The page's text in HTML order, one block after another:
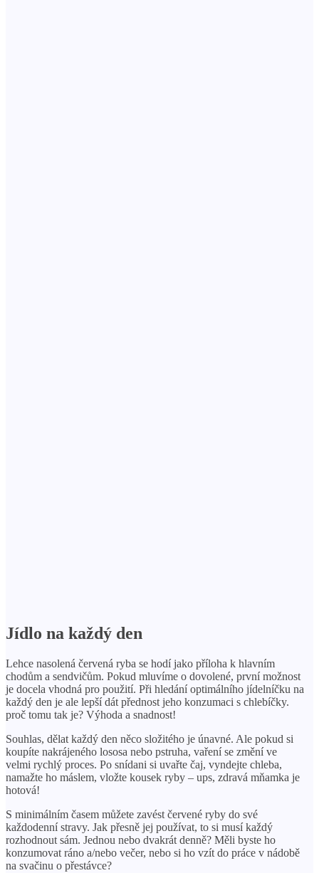
Jídlo na každý den
Lehce nasolená červená ryba se hodí jako příloha k hlavním
chodům a sendvičům. Pokud mluvíme o dovolené, první možnost
je docela vhodná pro použití. Při hledání optimálního jídelníčku na
každý den je ale lepší dát přednost jeho konzumaci s chlebíčky.
proč tomu tak je? Výhoda a snadnost!
Souhlas, dělat každý den něco složitého je únavné. Ale pokud si
koupíte nakrájeného lososa nebo pstruha, vaření se změní ve
velmi rychlý proces. Po snídani si uvařte čaj, vyndejte chleba,
namažte ho máslem, vložte kousek ryby – ups, zdravá mňamka je
hotová!
S minimálním časem můžete zavést červené ryby do své
každodenní stravy. Jak přesně jej používat, to si musí každý
rozhodnout sám. Jednou nebo dvakrát denně? Měli byste ho
konzumovat ráno a/nebo večer, nebo si ho vzít do práce v nádobě
na svačinu o přestávce?